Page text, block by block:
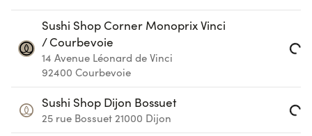
Sushi Shop Corner Monoprix Vinci
/ Courbevoie
14 Avenue Léonard de Vinci
92400 Courbevoie Loading...
Sushi Shop Dijon Bossuet
25 rue Bossuet 21000 Dijon